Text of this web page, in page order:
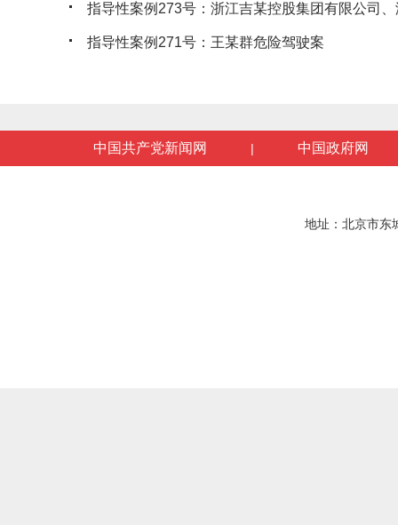
指导性案例273号：浙江吉某控股集团有限公司
指导性案例271号：王某群危险驾驶案
中国共产党新闻网 | 中国政府网
地址：北京市东